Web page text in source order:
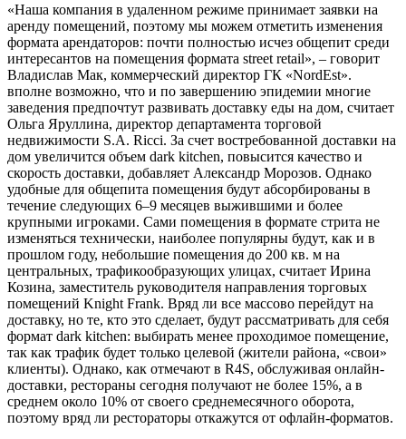
«Наша компания в удаленном режиме принимает заявки на
аренду помещений, поэтому мы можем отметить изменения
формата арендаторов: почти полностью исчез общепит среди
интересантов на помещения формата street retail», – говорит
Владислав Мак, коммерческий директор ГК «NordEst».
вполне возможно, что и по завершению эпидемии многие
заведения предпочтут развивать доставку еды на дом, считает
Ольга Яруллина, директор департамента торговой
недвижимости S.A. Ricci. За счет востребованной доставки на
дом увеличится объем dark kitchen, повысится качество и
скорость доставки, добавляет Александр Морозов. Однако
удобные для общепита помещения будут абсорбированы в
течение следующих 6–9 месяцев выжившими и более
крупными игроками. Сами помещения в формате стрита не
изменяться технически, наиболее популярны будут, как и в
прошлом году, небольшие помещения до 200 кв. м на
центральных, трафикообразующих улицах, считает Ирина
Козина, заместитель руководителя направления торговых
помещений Knight Frank. Вряд ли все массово перейдут на
доставку, но те, кто это сделает, будут рассматривать для себя
формат dark kitchen: выбирать менее проходимое помещение,
так как трафик будет только целевой (жители района, «свои»
клиенты). Однако, как отмечают в R4S, обслуживая онлайн-
доставки, рестораны сегодня получают не более 15%, а в
среднем около 10% от своего среднемесячного оборота,
поэтому вряд ли рестораторы откажутся от офлайн-форматов.